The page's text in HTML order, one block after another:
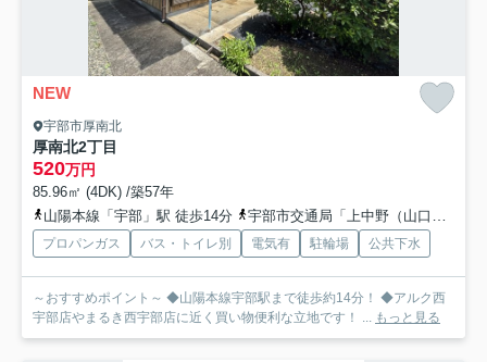
NEW
宇部市厚南北
厚南北2丁目
520万円
85.96㎡ (4DK) /築57年
山陽本線「宇部」駅 徒歩14分
宇部市交通局「上中野（山口県）」バス停下車 徒歩4分
プロパンガス バス・トイレ別 電気有 駐輪場 公共下水
～おすすめポイント～ ◆山陽本線宇部駅まで徒歩約14分！ ◆アルク西
宇部店やまるき西宇部店に近く買い物便利な立地です！ ...
もっと見る